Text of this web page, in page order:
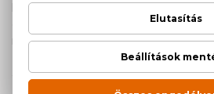
köszönhető ez az illatot alkotó
édenkerti virágok és fülledt erotikát
mesteri keveréke. Az antik
Beyonce tervezte, az érzéki
az énekesnő szenvedélyes